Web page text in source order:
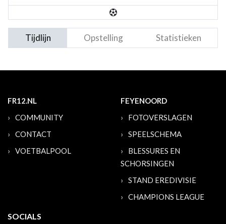
Tijdlijn Opstelling Statistieken
FR12.NL
COMMUNITY
CONTACT
VOETBALPOOL
FEYENOORD
FOTOVERSLAGEN
SPEELSCHEMA
BLESSURES EN
SCHORSINGEN
STAND EREDIVISIE
CHAMPIONS LEAGUE
SOCIALS